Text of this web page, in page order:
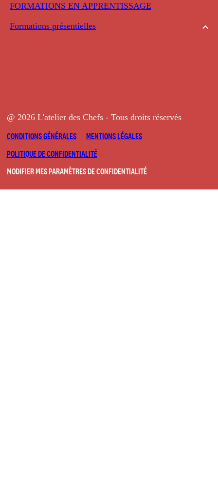
FORMATIONS EN APPRENTISSAGE
Formations présentielles
@ 2026 L'atelier des Chefs - Tous droits réservés
CONDITIONS GÉNÉRALES
MENTIONS LÉGALES
POLITIQUE DE CONFIDENTIALITÉ
MODIFIER MES PARAMÈTRES DE CONFIDENTIALITÉ